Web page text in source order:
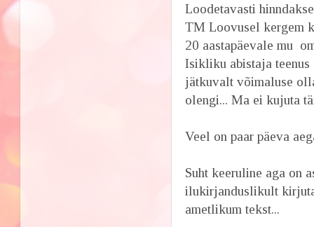
Loodetavasti
TM Loovusel kergem
20 aastapäevale mu
Isikliku abistaja
jätkuvalt võimaluse
olengi... Ma ei kujuta
Veel on paar päeva
Suht keeruline aga on
ilukirjanduslikult
ametlikum tekst...